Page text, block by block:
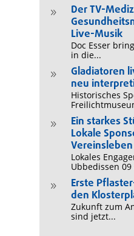
9
Der TV-
Live-Musik
Doc Esser
in die...
9
Gladiatoren
neu
Historisches
9
Ein starkes
Lokale
Vereinsleben
Lokales
Ubbedissen 09
9
Erste
den
Zukunft zum
sind jetzt...